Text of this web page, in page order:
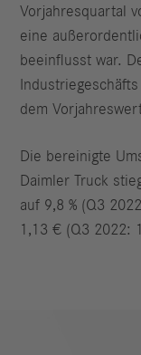
Vorjahresquartal
eine
beeinflusst war.
dem
Die bereinigte
Daimler Truck
auf 9,8 % (Q3
1,13 € (Q3 2022: